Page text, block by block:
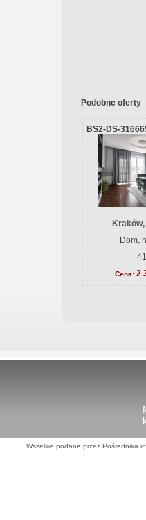
Podobne oferty
BS2-DS-
Dom,
,
Cena: 2
Wszelkie podane przez Pośrednika